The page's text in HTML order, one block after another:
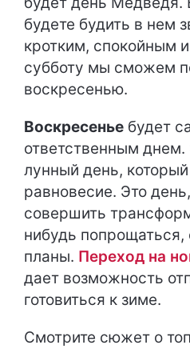
будете будить в нем
кротким, спокойным
субботу мы сможем
воскресенью.
Воскресенье будет
ответственным
лунный день,
равновесие. Это
совершить
нибудь попрощаться,
планы. Переход на
дает возможность
готовиться к зиме.
Смотрите сюжет о